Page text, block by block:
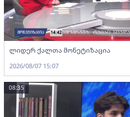
ლიდერ ქალთა მონეტიზაცია
2026/08/07 15:07
08:35